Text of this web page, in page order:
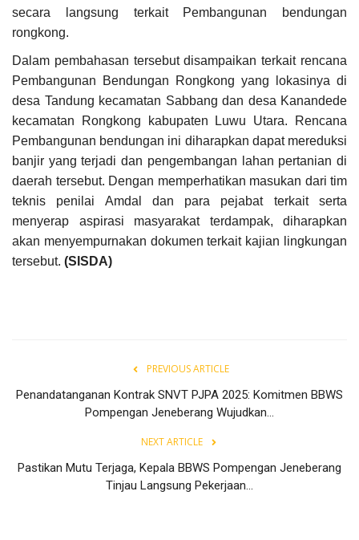
secara langsung terkait Pembangunan bendungan
rongkong.
Dalam pembahasan tersebut disampaikan terkait rencana
Pembangunan Bendungan Rongkong yang lokasinya di
desa Tandung kecamatan Sabbang dan desa Kanandede
kecamatan Rongkong kabupaten Luwu Utara. Rencana
Pembangunan bendungan ini diharapkan dapat mereduksi
banjir yang terjadi dan pengembangan lahan pertanian di
daerah tersebut. Dengan memperhatikan masukan dari tim
teknis penilai Amdal dan para pejabat terkait serta
menyerap aspirasi masyarakat terdampak, diharapkan
akan menyempurnakan dokumen terkait kajian lingkungan
tersebut. (SISDA)
PREVIOUS ARTICLE
Penandatanganan Kontrak SNVT PJPA 2025: Komitmen BBWS
Pompengan Jeneberang Wujudkan...
NEXT ARTICLE
Pastikan Mutu Terjaga, Kepala BBWS Pompengan Jeneberang
Tinjau Langsung Pekerjaan...